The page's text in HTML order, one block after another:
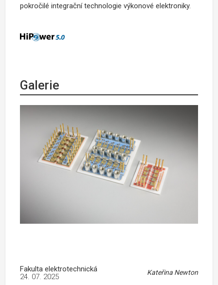
pokročilé integrační technologie výkonové elektroniky.
Galerie
Fakulta elektrotechnická Kateřina Newton
24. 07. 2025